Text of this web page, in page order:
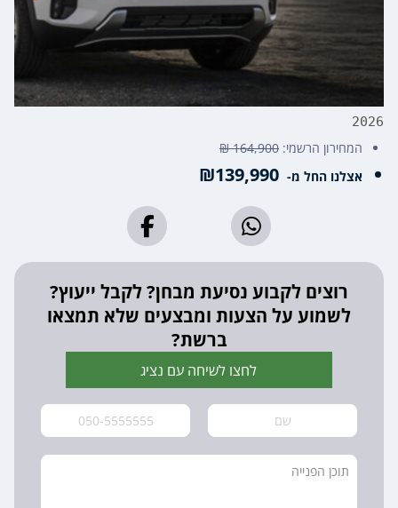
2026
המחירון הרשמי: 164,900 ₪
אצלנו החל מ-
רוצים לקבוע נסיעת מבחן? לקבל ייעוץ?
לשמוע על הצעות ומבצעים שלא תמצאו
ברשת?
לחצו לשיחה עם נציג